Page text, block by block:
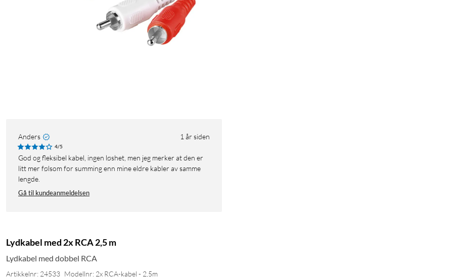
Anders 1 år siden
4/5
God og fleksibel kabel, ingen løshet, men jeg merker at den er
litt mer følsom for summing enn mine eldre kabler av samme
lengde.
Gå til kundeanmeldelsen
Lydkabel med 2x RCA 2,5 m
Lydkabel med dobbel RCA
Artikkelnr: 24533 Modellnr: 2x RCA-kabel - 2,5m